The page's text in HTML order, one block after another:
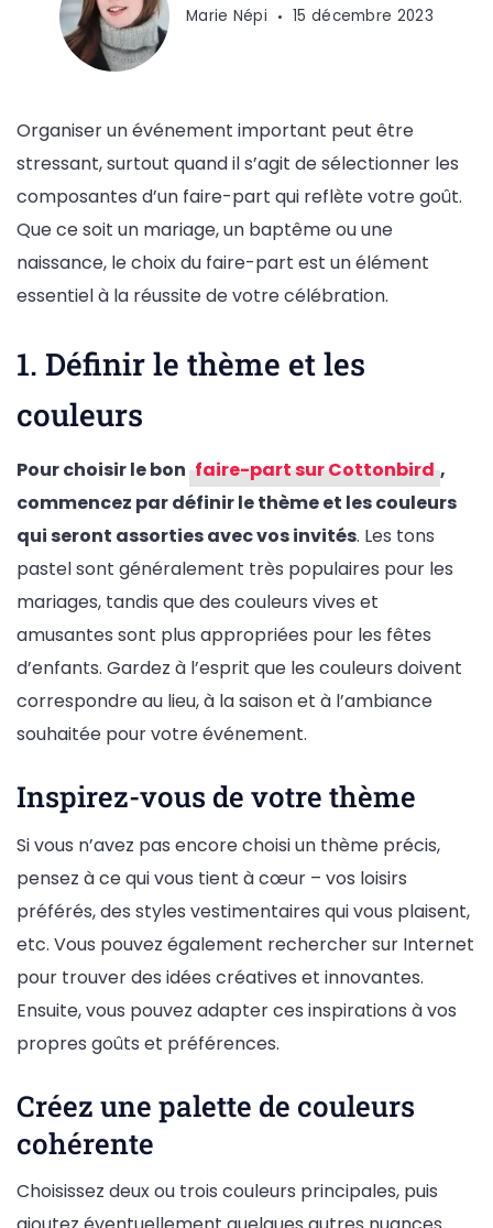
Marie Népi 15 décembre 2023
Organiser un événement important peut être
stressant, surtout quand il s’agit de sélectionner les
composantes d’un faire-part qui reflète votre goût.
Que ce soit un mariage, un baptême ou une
naissance, le choix du faire-part est un élément
essentiel à la réussite de votre célébration.
1. Définir le thème et les
couleurs
Pour choisir le bon faire-part sur Cottonbird ,
commencez par définir le thème et les couleurs
qui seront assorties avec vos invités. Les tons
pastel sont généralement très populaires pour les
mariages, tandis que des couleurs vives et
amusantes sont plus appropriées pour les fêtes
d’enfants. Gardez à l’esprit que les couleurs doivent
correspondre au lieu, à la saison et à l’ambiance
souhaitée pour votre événement.
Inspirez-vous de votre thème
Si vous n’avez pas encore choisi un thème précis,
pensez à ce qui vous tient à cœur – vos loisirs
préférés, des styles vestimentaires qui vous plaisent,
etc. Vous pouvez également rechercher sur Internet
pour trouver des idées créatives et innovantes.
Ensuite, vous pouvez adapter ces inspirations à vos
propres goûts et préférences.
Créez une palette de couleurs
cohérente
Choisissez deux ou trois couleurs principales, puis